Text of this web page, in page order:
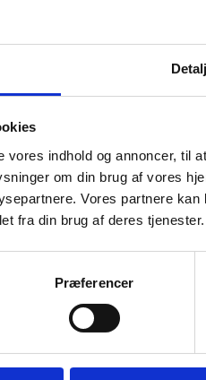
vores indhold og annoncer, til
om din brug af vores
Vores partnere
fra din brug af deres tjenester.
Præferencer
for fremtidige